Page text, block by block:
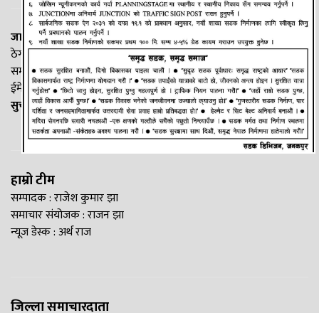
जानकी न्यूज नेटवर्क
ठेगाना: लक्ष्मीनियाँ -७, मधेश प्रदेश
सम्पर्क नं. : +977-9844100829
ईमेल:Madheshtopnews@gmail.com
सुचना विभाग दर्ता नं. २५४०/२०७७/७८
हाम्रो टीम
सम्पादक : राजेश कुमार झा
समाचार संयोजक : राजन झा
न्यूज डेस्क : अर्थ राज
जिल्ला समाचारदाता